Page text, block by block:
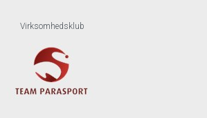
Virksomhedsklub